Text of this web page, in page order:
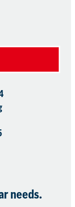
needs.